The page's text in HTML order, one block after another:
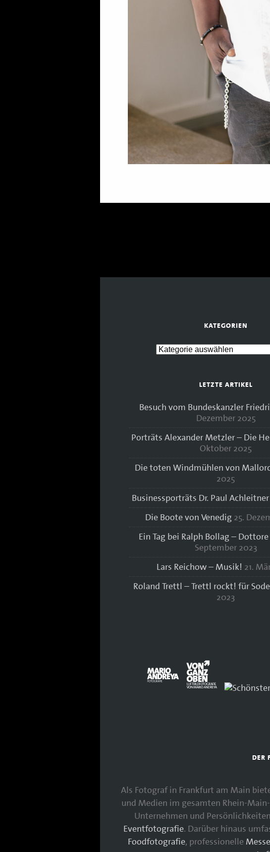
KATEGORIEN
LETZTE ARTIKEL
Besuch vom Bundeskanzler
Dezember 2025
Porträts Alexander Metzler – Die
Oktober 2025
Die toten Windmühlen von
2025
Businessporträts Dr. Paul Achleitner
Die Boote von Venedig 25.
Ein Tag bei Ralph Bollag –
September 2023
Lars Reichow – Musik! 21.
Roland Trettl – Trettl rockt! für
2023
DER
Als Fotograf in Frankfurt am Main
und Medien im gesamten Rhein-
Unternehmen und
Eventfotografie. Darüber hinaus
Foodfotografie, professionelle